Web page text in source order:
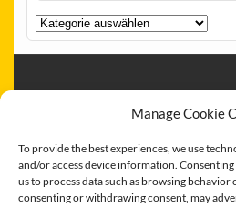
Manage Cookie
To provide the best experiences, we use
and/or access device information.
us to process data such as browsing
consenting or withdrawing consent, may
Kategorien